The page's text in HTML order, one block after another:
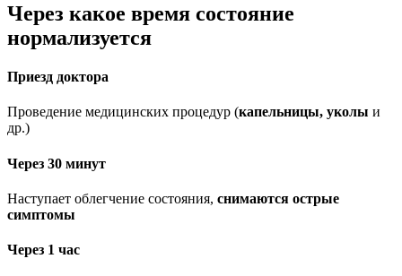
Через какое время состояние
нормализуется
Приезд доктора
Проведение медицинских процедур (капельницы, уколы и
др.)
Через 30 минут
Наступает облегчение состояния, снимаются острые
симптомы
Через 1 час